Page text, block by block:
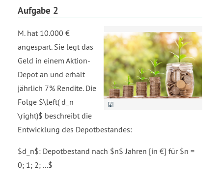
Aufgabe 2
[2]
M. hat 10.000 €
angespart. Sie legt das
Geld in einem Aktion-
Depot an und erhält
jährlich 7% Rendite. Die
Folge $\left( d_n
\right)$ beschreibt die
Entwicklung des Depotbestandes:
$d_n$: Depotbestand nach $n$ Jahren [in €] für $n =
0; 1; 2; ...$